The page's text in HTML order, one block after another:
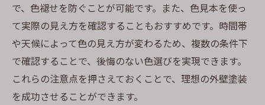
で、色褪せを防ぐことが可能です。また、色見本を使っ
て実際の見え方を確認することもおすすめです。時間帯
や天候によって色の見え方が変わるため、複数の条件下
で確認することで、後悔のない色選びを実現できます。
これらの注意点を押さえておくことで、理想の外壁塗装
を成功させることができます。